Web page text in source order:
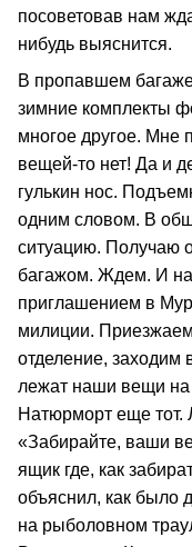
посоветовав нам
нибудь выяснится.
В пропавшем
зимние комплекты
многое другое. Мне
вещей-то нет! Да и
гулькин нос.
одним словом. В
ситуацию. Получаю
багажом. Ждем. И
приглашением в
милиции.
отделение, заходим
лежат наши вещи на
Натюрморт еще тот.
«Забирайте, ваши
ящик где, как
объяснил, как было
на рыболовном